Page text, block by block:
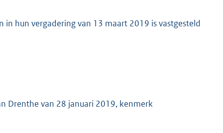
hun vergadering van 13 maart 2019 is vastgesteld
Drenthe van 28 januari 2019, kenmerk